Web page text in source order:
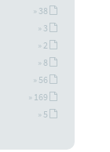
» 38
» 3
» 2
» 8
» 56
» 169
» 5